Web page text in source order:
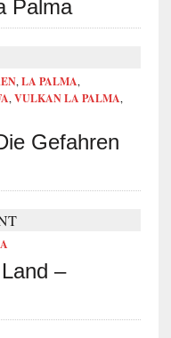
Palma
, LA PALMA,
, VULKAN LA PALMA,
Gefahren
–